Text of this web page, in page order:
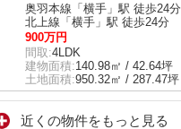
奥羽本線「横手」駅 徒歩24分
北上線「横手」駅 徒歩24分
900万円
間取:4LDK
建物面積:140.98㎡ / 42.64坪
土地面積:950.32㎡ / 287.47坪
近くの物件をもっと見る